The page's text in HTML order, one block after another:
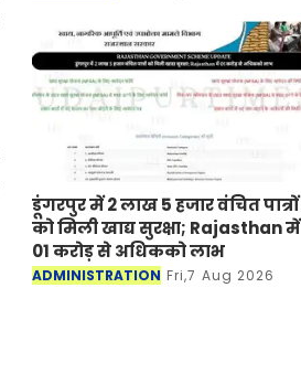
डूंगरपुर में 2 लाख 5 हजार वंचित पात्रों
को मिली खाद्य सुरक्षा; Rajasthan में
01 करोड़ से अधिकको लाभ
ADMINISTRATION Fri,7 Aug 2026